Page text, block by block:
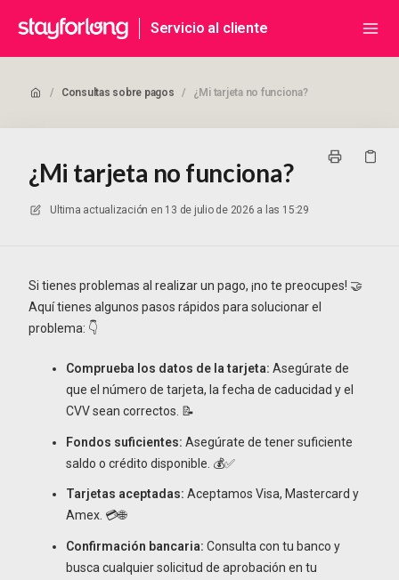
Servicio al cliente
/ Consultas sobre pagos / ¿Mi tarjeta no funciona?
¿Mi tarjeta no funciona?
Ultima actualización en 13 de julio de 2026 a las 15:29
Si tienes problemas al realizar un pago, ¡no te preocupes! 🤝
Aquí tienes algunos pasos rápidos para solucionar el
problema: 👇
Comprueba los datos de la tarjeta: Asegúrate de
que el número de tarjeta, la fecha de caducidad y el
CVV sean correctos. 📝
Fondos suficientes: Asegúrate de tener suficiente
saldo o crédito disponible. 💰✅
Tarjetas aceptadas: Aceptamos Visa, Mastercard y
Amex. 💳🌐
Confirmación bancaria: Consulta con tu banco y
busca cualquier solicitud de aprobación en tu